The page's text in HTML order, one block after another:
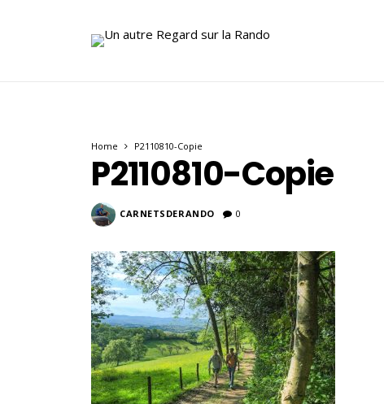
Home P2110810-Copie
P2110810-Copie
CARNETSDERANDO 0